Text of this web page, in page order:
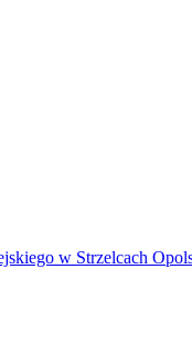
w Strzelcach